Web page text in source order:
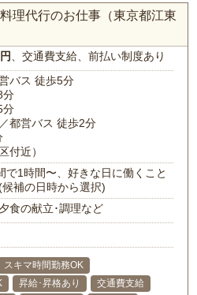
理代行のお仕事（東京都江東
、交通費支給、前払い制度あり
バス 徒歩5分
分
分
都営バス 徒歩2分
付近）
で1時間〜、好きな日に働くこと
補の日時から選択)
食の献立･調理など
スキマ時間勤務OK
昇給･昇格あり
交通費支給